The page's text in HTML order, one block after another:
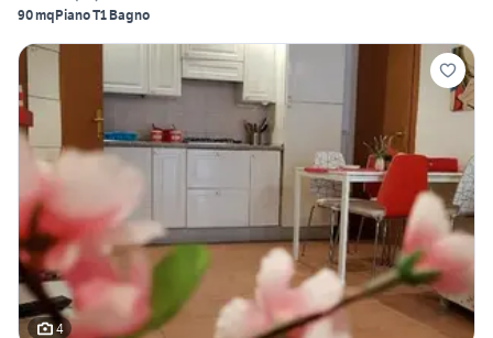
90 mqPiano T1 Bagno
4